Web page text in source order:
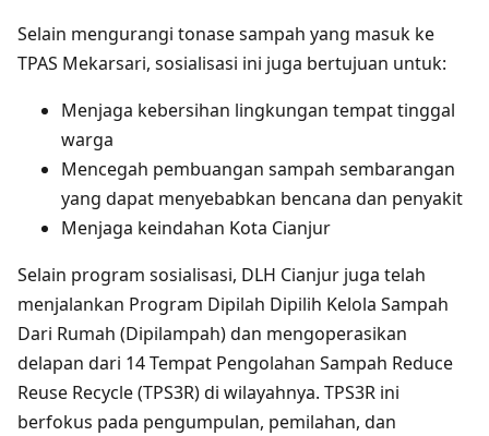
Selain mengurangi tonase sampah yang masuk ke
TPAS Mekarsari, sosialisasi ini juga bertujuan untuk:
Menjaga kebersihan lingkungan tempat tinggal
warga
Mencegah pembuangan sampah sembarangan
yang dapat menyebabkan bencana dan penyakit
Menjaga keindahan Kota Cianjur
Selain program sosialisasi, DLH Cianjur juga telah
menjalankan Program Dipilah Dipilih Kelola Sampah
Dari Rumah (Dipilampah) dan mengoperasikan
delapan dari 14 Tempat Pengolahan Sampah Reduce
Reuse Recycle (TPS3R) di wilayahnya. TPS3R ini
berfokus pada pengumpulan, pemilahan, dan